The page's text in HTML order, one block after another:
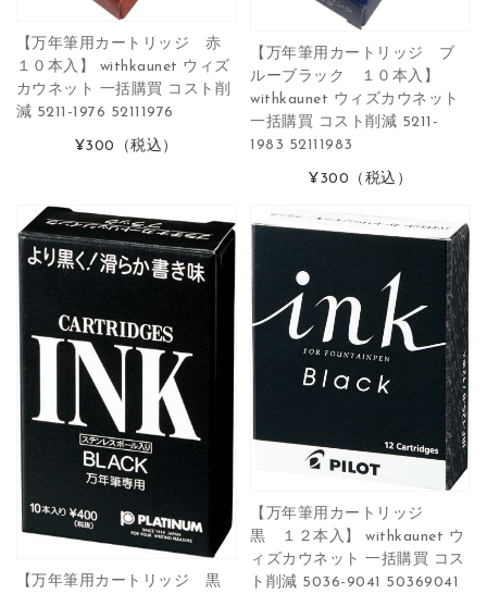
【万年筆用カートリッジ 赤
１０本入】 withkaunet ウィズ
カウネット 一括購買 コスト削
減 5211-1976 52111976
¥300 （税込）
【万年筆用カートリッジ ブ
ルーブラック １０本入】
withkaunet ウィズカウネット
一括購買 コスト削減 5211-
1983 52111983
¥300 （税込）
【万年筆用カートリッジ 黒
【万年筆用カートリッジ
黒 １２本入】 withkaunet ウ
ィズカウネット 一括購買 コス
ト削減 5036-9041 50369041